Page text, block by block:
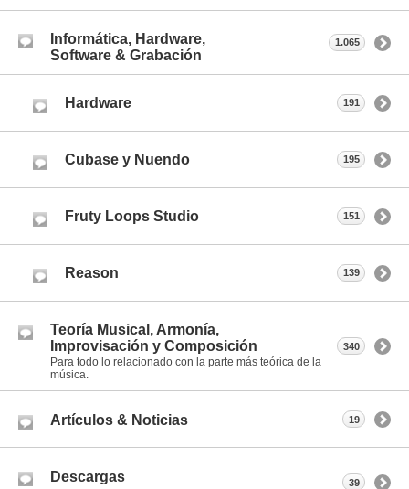
Informática, Hardware,
Software & Grabación
1.065
Hardware 191
Cubase y Nuendo 195
Fruty Loops Studio 151
Reason 139
Teoría Musical, Armonía,
Improvisación y Composición
Para todo lo relacionado con la parte más teórica de la
música.
340
Artículos & Noticias 19
Descargas 39